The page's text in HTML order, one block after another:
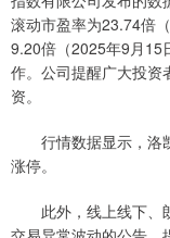
滚动市盈率为23.74倍
9.20倍（2025年9月15
作。公司提醒广大投资
资。
行情数据显示，洛
涨停。
此外，线上线下、